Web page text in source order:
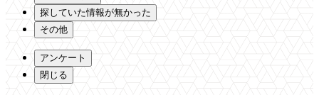
探していた情報が無かった
その他
アンケート
閉じる